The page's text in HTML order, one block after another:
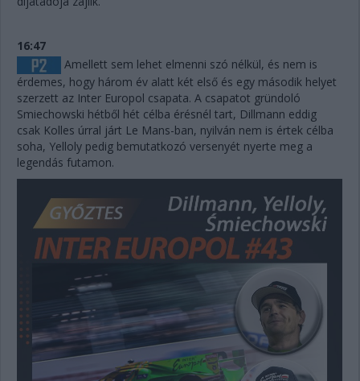
16:47
Amellett sem lehet elmenni szó nélkül, és nem is
érdemes, hogy három év alatt két első és egy második helyet
szerzett az Inter Europol csapata. A csapatot gründoló
Smiechowski hétből hét célba érésnél tart, Dillmann eddig
csak Kolles úrral járt Le Mans-ban, nyilván nem is értek célba
soha, Yelloly pedig bemutatkozó versenyét nyerte meg a
legendás futamon.